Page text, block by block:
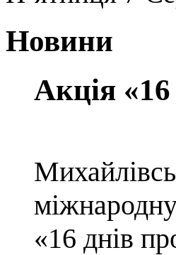
Новини
Акція
З 25-
«16 днів